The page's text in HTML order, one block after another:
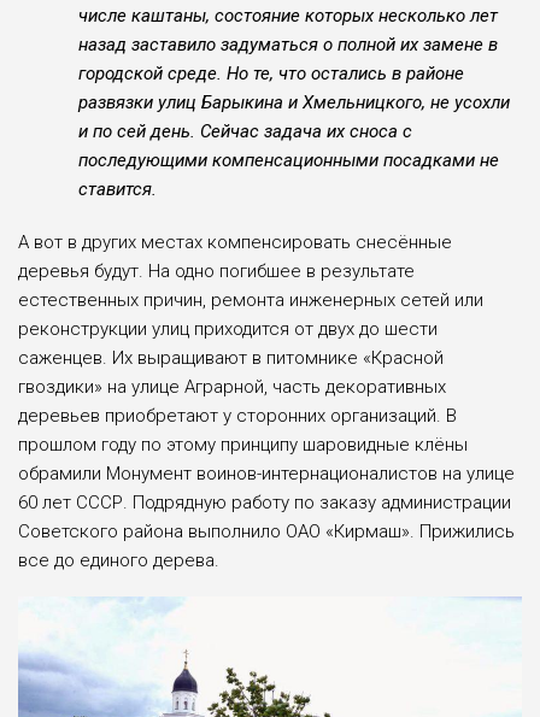
числе каштаны, состояние которых несколько лет
назад заставило задуматься о полной их замене в
городской среде. Но те, что остались в районе
развязки улиц Барыкина и Хмельницкого, не усохли
и по сей день. Сейчас задача их сноса с
последующими компенсационными посадками не
ставится.
А вот в других местах компенсировать снесённые
деревья будут. На одно погибшее в результате
естественных причин, ремонта инженерных сетей или
реконструкции улиц приходится от двух до шести
саженцев. Их выращивают в питомнике «Красной
гвоздики» на улице Аграрной, часть декоративных
деревьев приобретают у сторонних организаций. В
прошлом году по этому принципу шаровидные клёны
обрамили Монумент воинов-интернационалистов на улице
60 лет СССР. Подрядную работу по заказу администрации
Советского района выполнило ОАО «Кирмаш». Прижились
все до единого дерева.